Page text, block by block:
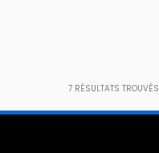
7RÉSULTATS TROUVÉS